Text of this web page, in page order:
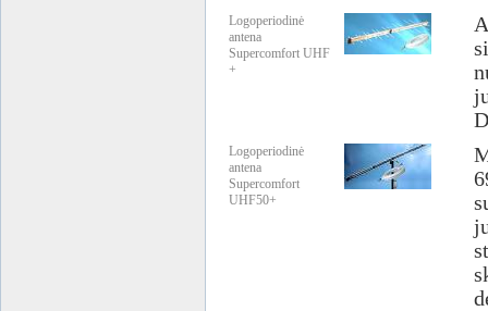
Logoperiodinė
antena
Supercomfort UHF
+
Logoperiodinė
antena
Supercomfort
UHF50+